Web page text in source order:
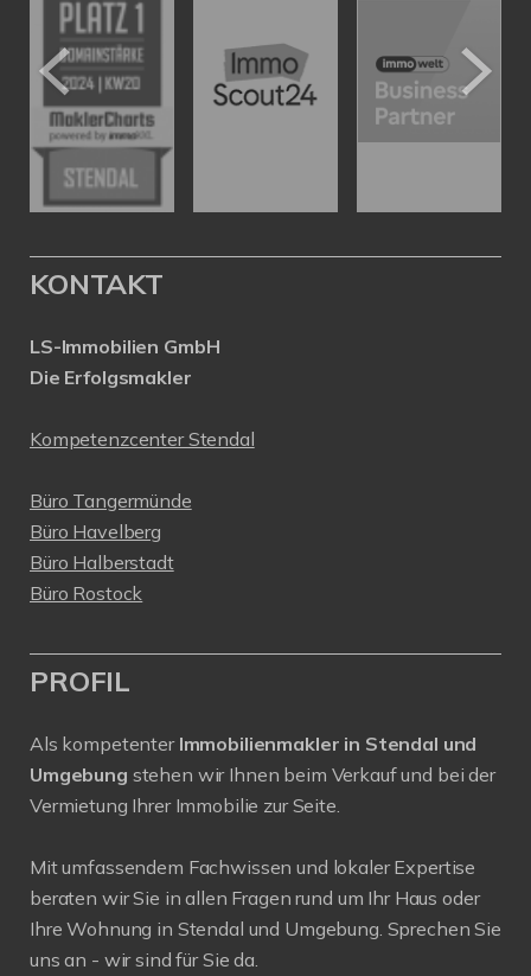
KONTAKT
LS-Immobilien GmbH
Die Erfolgsmakler
Kompetenzcenter Stendal
Büro Tangermünde
Büro Havelberg
Büro Halberstadt
Büro Rostock
PROFIL
Als kompetenter Immobilienmakler in Stendal und
Umgebung stehen wir Ihnen beim Verkauf und bei der
Vermietung Ihrer Immobilie zur Seite.
Mit umfassendem Fachwissen und lokaler Expertise
beraten wir Sie in allen Fragen rund um Ihr Haus oder
Ihre Wohnung in Stendal und Umgebung. Sprechen Sie
uns an - wir sind für Sie da.